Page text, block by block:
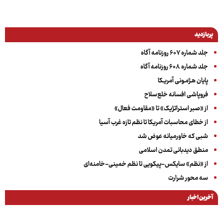
پربازدید
جلد شماره ۶۰۷ روزنامه آگاه
جلد شماره ۶۰۸ روزنامه آگاه
پایان هـژمـونی آمریـکا
فروپاشی افسانه خلع‌سلاح
از «صبر استراتژیک» تا «مقاومت فعال»
از خطای محاسبات آمریکا تا نظم تازه غرب آسیا
شبی که خاورمیانه عوض شد
منطق دیدبانی تمدن اسلامی
از «نظم» سایکس-پیکویی تا نظم خمینی-خامنه‌ای
سه‌ محور شرارت
آخرین اخبار